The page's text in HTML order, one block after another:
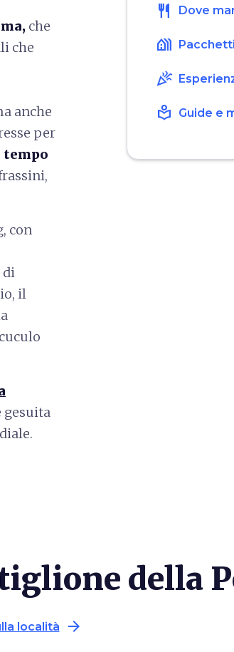
che
che
anche
per
tempo
con
di
il
gesuita
restaurant Dove
holiday_village
celebration
local_library Guide e
della
località arrow_forward